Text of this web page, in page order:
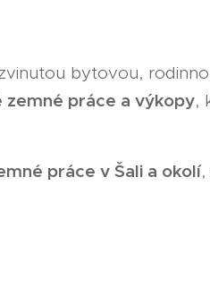
bytovou,
zemné práce a výkopy,
práce v Šali a okolí,